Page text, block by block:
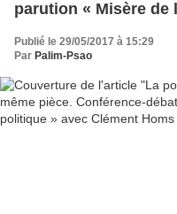
parution « Misère de
Publié le 29/05/2017 à 15:29
Par Palim-Psao